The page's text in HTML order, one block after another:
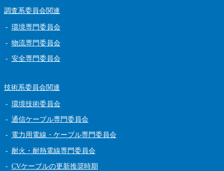
調査系委員会関連
環境専門委員会
物流専門委員会
安全専門委員会
技術系委員会関連
環境技術委員会
通信ケーブル専門委員会
電力用電線・ケーブル専門委員会
耐火・耐熱電線専門委員会
CVケーブルの更新推奨時期